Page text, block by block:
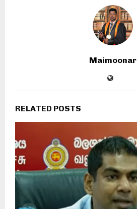
Maimoonar
RELATED POSTS